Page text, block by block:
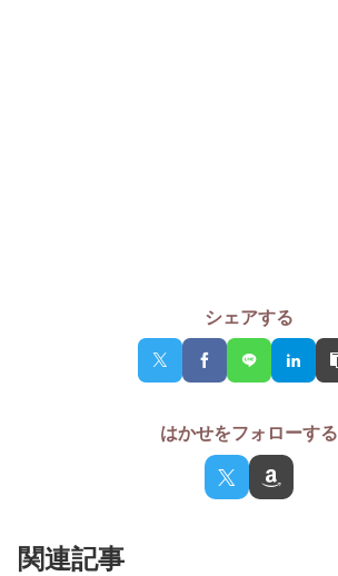
シェアする
はかせをフォローする
関連記事